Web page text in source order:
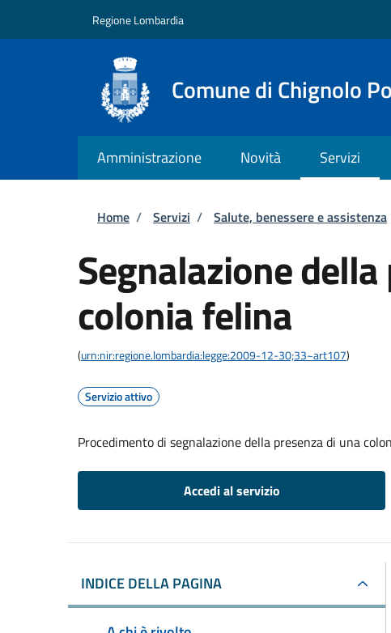
Regione Lombardia
Comune di Chignolo Po
Amministrazione Novità Servizi
Briciole di pane
Home / Servizi / Salute, benessere e assistenza
Segnalazione
colonia felina
(urn:nir:regione.lombardia:legge:2009-12-30;33~art107)
Servizio attivo
Procedimento di segnalazione della presenza di una
Accedi al servizio
INDICE DELLA PAGINA